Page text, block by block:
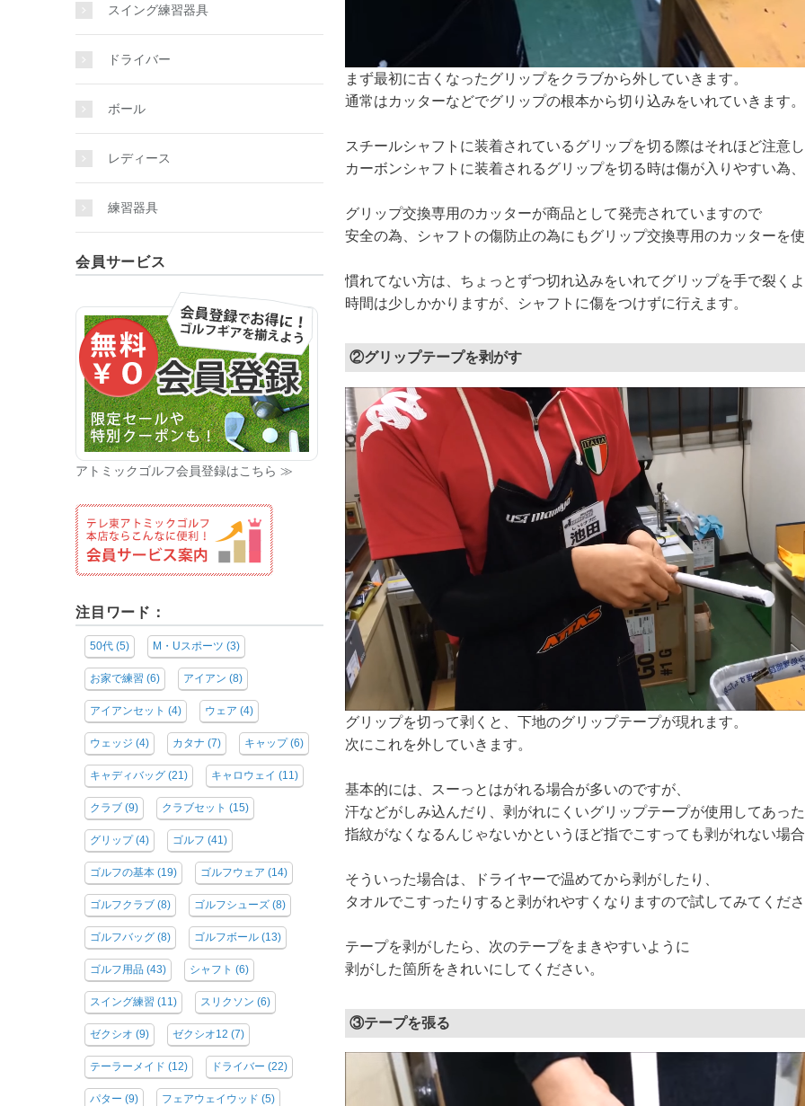
まず最初に古くなったグリップをクラブから外していきます。
通常はカッターなどでグリップの根本から切り込みをいれていきます。
スチールシャフトに装着されているグリップを切る際はそれほど注意
カーボンシャフトに装着されるグリップを切る時は傷が入りやすい為
グリップ交換専用のカッターが商品として発売されていますので
安全の為、シャフトの傷防止の為にもグリップ交換専用のカッターを
慣れてない方は、ちょっとずつ切れ込みをいれてグリップを手で裂く
時間は少しかかりますが、シャフトに傷をつけずに行えます。
②グリップテープを剥がす
グリップを切って剥くと、下地のグリップテープが現れます。
次にこれを外していきます。
基本的には、スーっとはがれる場合が多いのですが、
汗などがしみ込んだり、剥がれにくいグリップテープが使用してあっ
指紋がなくなるんじゃないかというほど指でこすっても剥がれない場
そういった場合は、ドライヤーで温めてから剥がしたり、
タオルでこすったりすると剥がれやすくなりますので試してみてくだ
テープを剥がしたら、次のテープをまきやすいように
剥がした箇所をきれいにしてください。
③テープを張る
スイング練習器具
ドライバー
ボール
レディース
練習器具
会員サービス
アトミックゴルフ会員登録はこちら ≫
注目ワード：
50代 (5) M・Uスポーツ (3)
お家で練習 (6) アイアン (8)
アイアンセット (4) ウェア (4)
ウェッジ (4) カタナ (7) キャップ(6)
キャディバッグ (21) キャロウェイ (11)
クラブ (9) クラブセット (15)
グリップ(4) ゴルフ (41)
ゴルフの基本 (19) ゴルフウェア (14)
ゴルフクラブ (8) ゴルフシューズ (8)
ゴルフバッグ (8) ゴルフボール (13)
ゴルフ用品 (43) シャフト (6)
スイング練習 (11) スリクソン (6)
ゼクシオ (9) ゼクシオ12 (7)
テーラーメイド (12) ドライバー (22)
パター (9) フェアウェイウッド (5)